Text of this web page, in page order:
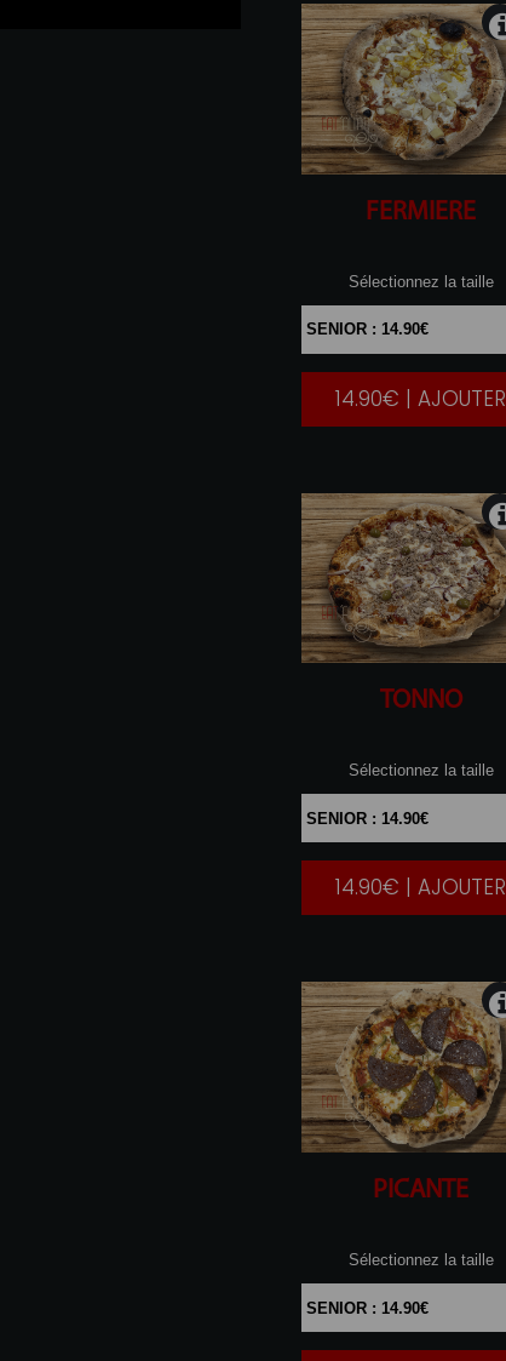
FERMIERE
Sélectionnez la taille
|
14.90€ | AJOUTER
TONNO
Sélectionnez la taille
|
14.90€ | AJOUTER
PICANTE
Sélectionnez la taille